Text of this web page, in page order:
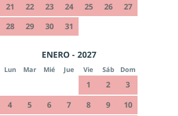
21
22 23 24 25 26
27
28
29 30 31
ENERO - 2027
Lun Mar Mié Jue Vie Sáb Dom
1 2
3
4
5 6 7 8 9
10